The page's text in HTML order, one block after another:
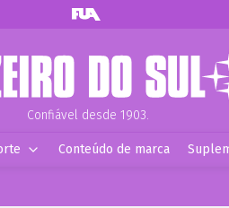
Confiável desde 1903.
Conteúdo de marca